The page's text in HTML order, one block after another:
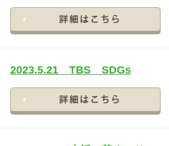
2023.5.21 TBS SDGs